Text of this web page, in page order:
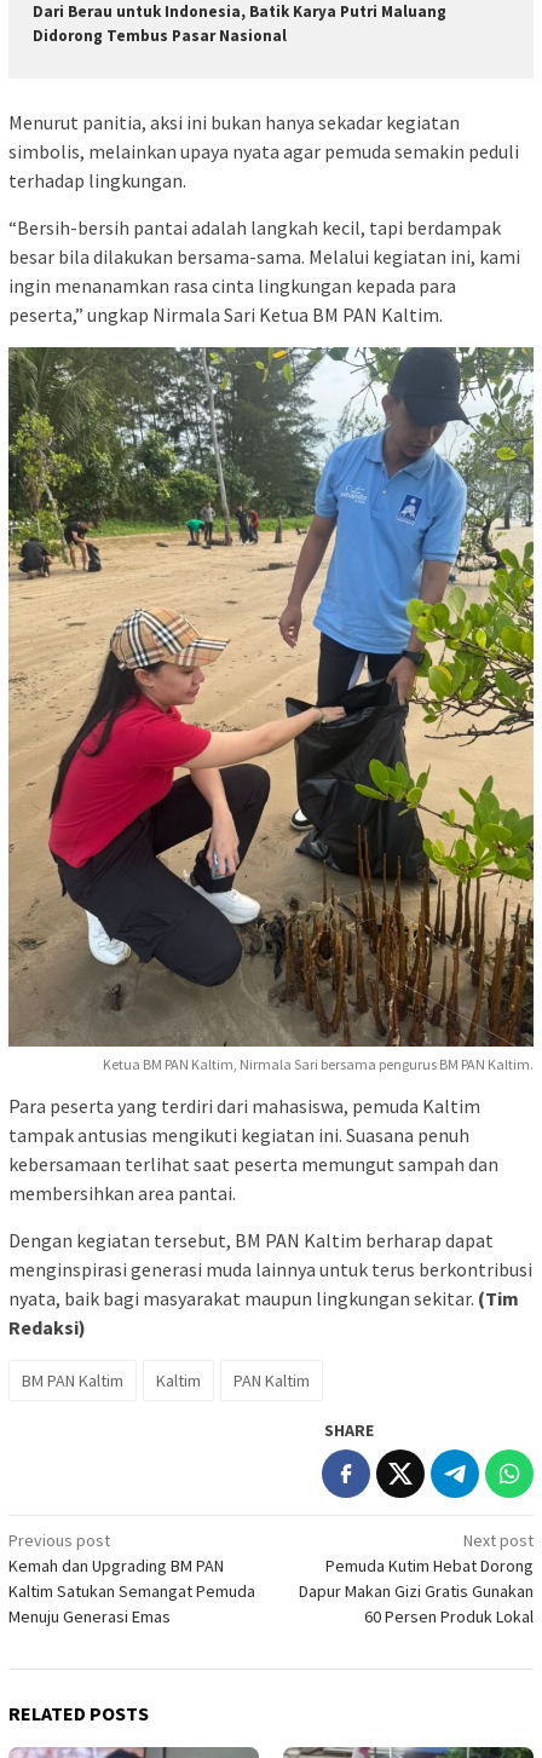
Dari Berau untuk Indonesia, Batik Karya Putri Maluang
Didorong Tembus Pasar Nasional
Menurut panitia, aksi ini bukan hanya sekadar kegiatan
simbolis, melainkan upaya nyata agar pemuda semakin peduli
terhadap lingkungan.
“Bersih-bersih pantai adalah langkah kecil, tapi berdampak
besar bila dilakukan bersama-sama. Melalui kegiatan ini, kami
ingin menanamkan rasa cinta lingkungan kepada para
peserta,” ungkap Nirmala Sari Ketua BM PAN Kaltim.
Ketua BM PAN Kaltim, Nirmala Sari bersama pengurus BM PAN Kaltim.
Para peserta yang terdiri dari mahasiswa, pemuda Kaltim
tampak antusias mengikuti kegiatan ini. Suasana penuh
kebersamaan terlihat saat peserta memungut sampah dan
membersihkan area pantai.
Dengan kegiatan tersebut, BM PAN Kaltim berharap dapat
menginspirasi generasi muda lainnya untuk terus berkontribusi
nyata, baik bagi masyarakat maupun lingkungan sekitar. (Tim
Redaksi)
BM PAN Kaltim Kaltim PAN Kaltim
SHARE
Post
navigation
Previous post
Kemah dan Upgrading BM PAN
Kaltim Satukan Semangat Pemuda
Menuju Generasi Emas
Next post
Pemuda Kutim Hebat Dorong
Dapur Makan Gizi Gratis Gunakan
60 Persen Produk Lokal
RELATED POSTS